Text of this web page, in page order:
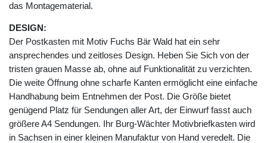
das Montagematerial.
DESIGN:
Der Postkasten mit Motiv Fuchs Bär Wald hat ein sehr
ansprechendes und zeitloses Design. Heben Sie Sich von der
tristen grauen Masse ab, ohne auf Funktionalität zu verzichten.
Die weite Öffnung ohne scharfe Kanten ermöglicht eine einfache
Handhabung beim Entnehmen der Post. Die Größe bietet
genügend Platz für Sendungen aller Art, der Einwurf fasst auch
größere A4 Sendungen. Ihr Burg-Wächter Motivbriefkasten wird
in Sachsen in einer kleinen Manufaktur von Hand veredelt. Die